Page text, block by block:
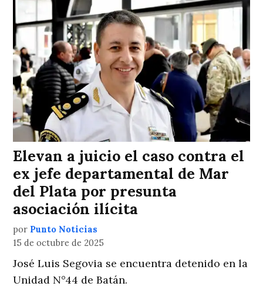
Elevan a juicio el caso contra el
ex jefe departamental de Mar
del Plata por presunta
asociación ilícita
por Punto Noticias
15 de octubre de 2025
José Luis Segovia se encuentra detenido en la
Unidad N°44 de Batán.